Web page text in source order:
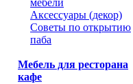
мебели
Аксессуары (декор)
Советы по открытию
паба
Мебель для ресторана
кафе